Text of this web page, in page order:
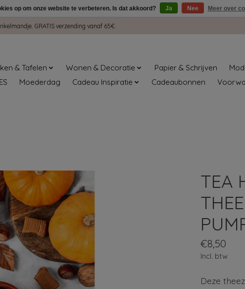
GRATIS verzending vanaf 65€.
& Tafelen Wonen & Decoratie Papier & Schrijven
Moederdag Cadeau Inspiratie Cadeaubonnen
TEA
€8,50
Incl. btw
Deze
op om onze website te verbeteren. Is dat akkoord? Ja Nee Meer over